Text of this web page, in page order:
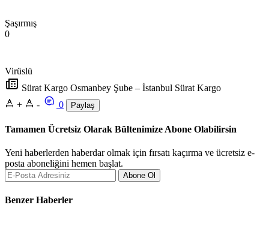
Şaşırmış
0
Virüslü
Sürat Kargo Osmanbey Şube – İstanbul Sürat Kargo
+
- 0 Paylaş
Tamamen Ücretsiz Olarak Bültenimize Abone Olabilirsin
Yeni haberlerden haberdar olmak için fırsatı kaçırma ve ücretsiz e-
posta aboneliğini hemen başlat.
Abone Ol
Benzer Haberler